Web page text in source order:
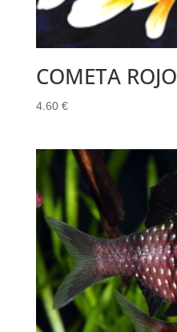
COMETA ROJO
4.60 €